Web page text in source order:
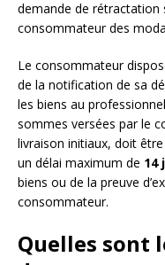
demande de rétractation
consommateur des
Le consommateur
de la notification de sa
les biens au
sommes versées par le
livraison initiaux, doit
un délai maximum de 14
biens ou de la preuve
consommateur.
Quelles sont